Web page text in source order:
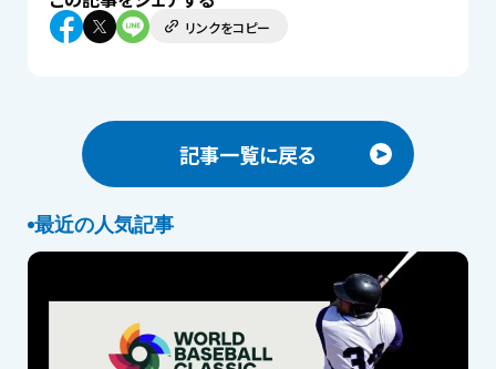
リンクをコピー
記事一覧に戻る
最近の人気記事